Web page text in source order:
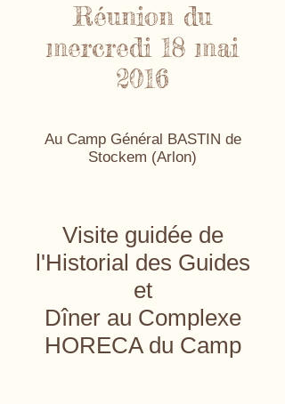
Réunion du
mercredi 18 mai
2016
Au Camp Général BASTIN de
Stockem (Arlon)
Visite guidée de
l'Historial des Guides
et
Dîner au Complexe
HORECA du Camp